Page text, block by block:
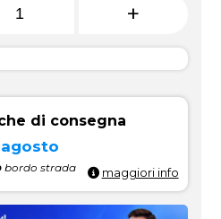
+
di consegna
agosto
bordo strada maggiori info